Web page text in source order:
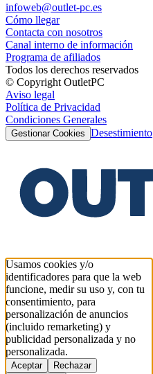
infoweb@outlet-pc.es
Cómo llegar
Contacta con nosotros
Canal interno de información
Programa de afiliados
Todos los derechos reservados
© Copyright OutletPC
Aviso legal
Política de Privacidad
Condiciones Generales
Gestionar Cookies Desestimiento
Usamos cookies y/o
identificadores para que la web
funcione, medir su uso y, con tu
consentimiento, para
personalización de anuncios
(incluido remarketing) y
publicidad personalizada y no
personalizada.
Aceptar
Rechazar